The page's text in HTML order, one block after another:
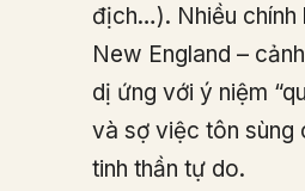
địch…). Nhiều chính
New England –
dị ứng với ý niệm
và sợ việc tôn sùng
tinh thần tự do.